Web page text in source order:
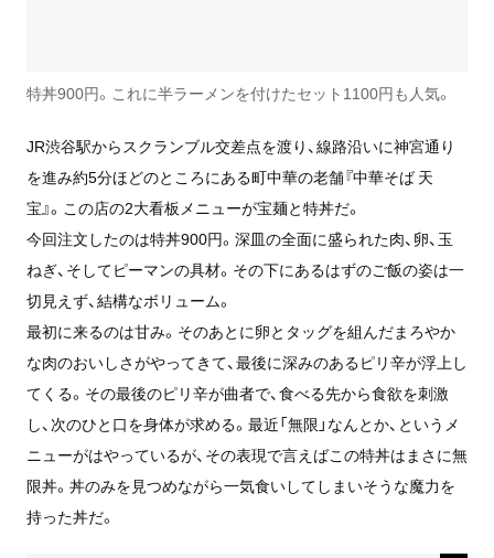
特丼900円。これに半ラーメンを付けたセット1100円も人気。
JR渋谷駅からスクランブル交差点を渡り、線路沿いに神宮通り
を進み約5分ほどのところにある町中華の老舗『中華そば 天
宝』。この店の2大看板メニューが宝麺と特丼だ。
今回注文したのは特丼900円。深皿の全面に盛られた肉、卵、玉
ねぎ、そしてピーマンの具材。その下にあるはずのご飯の姿は一
切見えず、結構なボリューム。
最初に来るのは甘み。そのあとに卵とタッグを組んだまろやか
な肉のおいしさがやってきて、最後に深みのあるピリ辛が浮上し
てくる。その最後のピリ辛が曲者で、食べる先から食欲を刺激
し、次のひと口を身体が求める。最近「無限」なんとか、というメ
ニューがはやっているが、その表現で言えばこの特丼はまさに無
限丼。丼のみを見つめながら一気食いしてしまいそうな魔力を
持った丼だ。